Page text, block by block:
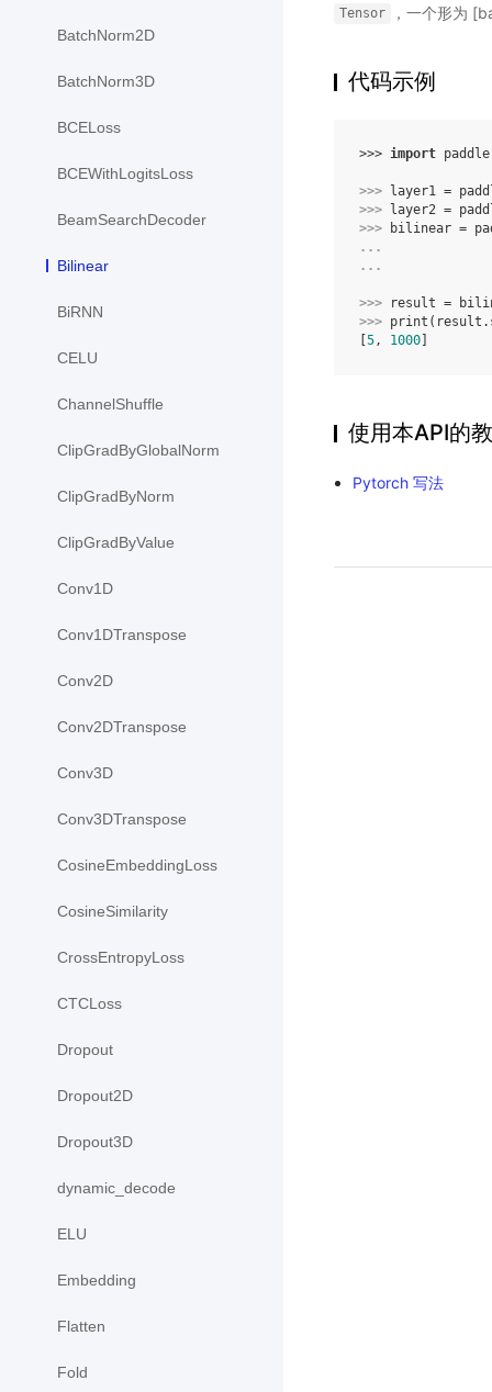
BatchNorm2D
BatchNorm3D
BCELoss
BCEWithLogitsLoss
BeamSearchDecoder
Bilinear
BiRNN
CELU
ChannelShuffle
ClipGradByGlobalNorm
ClipGradByNorm
ClipGradByValue
Conv1D
Conv1DTranspose
Conv2D
Conv2DTranspose
Conv3D
Conv3DTranspose
CosineEmbeddingLoss
CosineSimilarity
CrossEntropyLoss
CTCLoss
Dropout
Dropout2D
Dropout3D
dynamic_decode
ELU
Embedding
Flatten
Fold
Tensor ，一个形为
代码示例
>>> import paddle
>>> layer1 =
>>> layer2 =
>>>
bilinear =
...
...
>>> result =
>>> print ( result .
[5 , 1000]
使用本API的
Pytorch 写法